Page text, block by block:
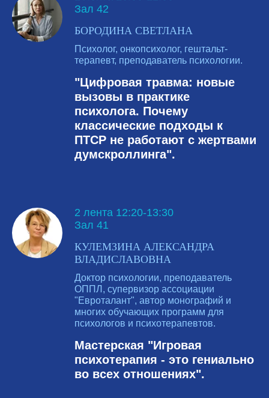
Зал 42
БОРОДИНА СВЕТЛАНА
Психолог, онкопсихолог, гештальт-
терапевт, преподаватель психологии.
"Цифровая травма: новые
вызовы в практике
психолога. Почему
классические подходы к
ПТСР не работают с жертвами
думскроллинга".
2 лента 12:20-13:30
Зал 41
КУЛЕМЗИНА АЛЕКСАНДРА
ВЛАДИСЛАВОВНА
Доктор психологии, преподаватель
ОППЛ, супервизор ассоциации
"Евроталант", автор монографий и
многих обучающих программ для
психологов и психотерапевтов.
Мастерская "Игровая
психотерапия - это гениально
во всех отношениях".